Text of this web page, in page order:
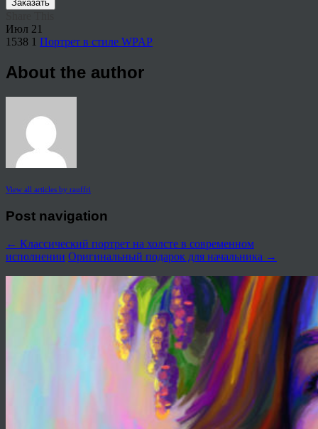
Заказать
Июл 21
1538 1 Портрет в стиле WPAP
About the author
View all articles by rauffri
Post navigation
← Классический портрет на холсте в современном
исполнении Оригинальный подарок для начальника →